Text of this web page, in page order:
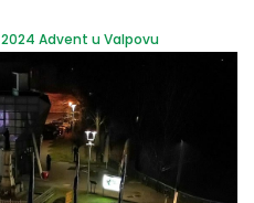
Advent u Valpovu